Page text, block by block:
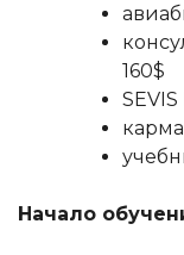
160$
Начало